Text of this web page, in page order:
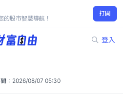
的股市智慧導航！
打開
登入
0.11%
： 2026/08/07 05:30